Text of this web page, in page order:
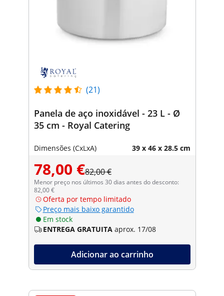
(21)
Panela de aço inoxidável - 23 L - Ø
35 cm - Royal Catering
Dimensões (CxLxA) 39 x 46 x 28.5 cm
78,00 €82,00 €
Menor preço nos últimos 30 dias antes do desconto:
82,00 €
Oferta por tempo limitado
Preço mais baixo garantido
Em stock
ENTREGA GRATUITA aprox. 17/08
Adicionar ao carrinho